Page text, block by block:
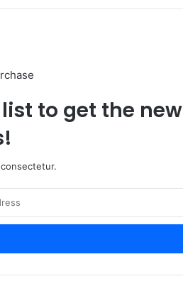
to get the new